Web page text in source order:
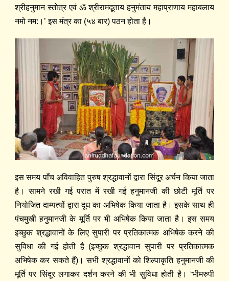
श्रीहनुमान स्तोत्र एवं ॐ श्रीरामदूताय हनुमंताय महाप्राणाय महाबलाय
नमो नम:।’ इस मंत्र का (५४ बार) पठन होता है।
इस समय पाँच अविवाहित पुरुष श्रद्धावानों द्वारा सिंदूर अर्चन किया जाता
है। सामने रखी गई परात में रखी गई हनुमानजी की छोटी मूर्ति पर
नियोजित दाम्पत्यों द्वारा दूध का अभिषेक किया जाता है। इसके साथ ही
पंचमुखी हनुमानजी के मूर्ति पर भी अभिषेक किया जाता है। इस समय
इच्छुक श्रद्धावानों के लिए सुपारी पर प्रतिकात्मक अभिषेक करने की
सुविधा की गई होती है (इच्छुक श्रद्धावान सुपारी पर प्रतिकात्मक
अभिषेक कर सकते हैं)। सभी श्रद्धावानों को शिल्पाकृति हनुमानजी की
मूर्ति पर सिंदूर लगाकर दर्शन करने की भी सुविधा होती है। ‘भीमरुपी